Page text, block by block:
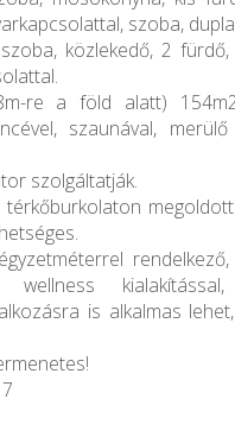
szoba,
közlekedő, 2
re a föld alatt)
szaunával, merülő
szolgáltatják.
wellness
is alkalmas